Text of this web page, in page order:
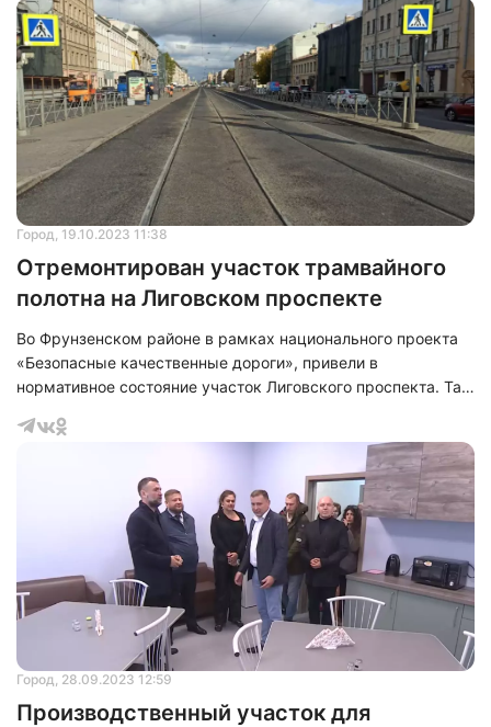
торговых павильонов, которые были размещены в
отсутствие правовых оснований. Данные мероприятия
проводили во Фрунзенском, Красносельском, Пушкинском
и Калининском районах.&nbsp;&nbsp;&nbsp;
Город, 19.10.2023 11:38
Отремонтирован участок трамвайного
полотна на Лиговском проспекте
Во Фрунзенском районе в рамках национального проекта
«Безопасные качественные дороги», привели в
нормативное состояние участок Лиговского проспекта. Так
улицы в зоне трамвайных путей дорожники уложили почти
Город, 28.09.2023 12:59
Производственный участок для